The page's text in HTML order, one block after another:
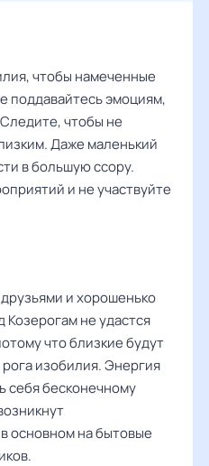
чтобы намеченные
поддавайтесь эмоциям,
чтобы не
Даже маленький
в большую ссору.
и не участвуйте
и хорошенько
Козерогам не удастся
что близкие будут
изобилия. Энергия
себя бесконечному
основном на бытовые